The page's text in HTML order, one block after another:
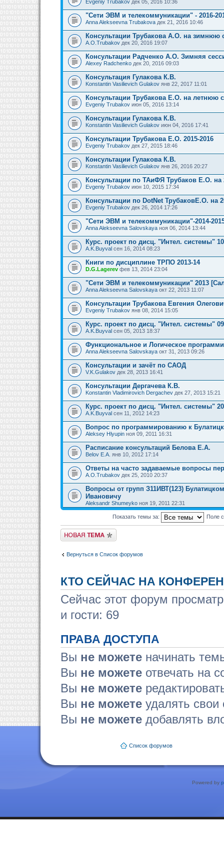
Evgeniy Trubakov дек 05, 2016 10:36
"Сети ЭВМ и телекоммуникации" - 2016-
Anna Alekseevna Trubakova дек 21, 2016 10:46
Консультации Трубакова А.О. на зимнюю
A.O.Trubakov дек 20, 2016 19:07
Консультации Радченко А.О. Зимняя
Alexey Radchenko дек 20, 2016 09:03
Консультация Гулакова К.В.
Konstantin Vasilievich Gulakov янв 22, 2017 11:01
Консультации Трубакова Е.О. на летнюю
Evgeniy Trubakov июн 05, 2016 13:14
Консультации Гулакова К.В.
Konstantin Vasilievich Gulakov июн 04, 2016 17:41
Консультации Трубакова Е.О. 2015-2016
Evgeniy Trubakov дек 27, 2015 18:46
Консультации Гулакова К.В.
Konstantin Vasilievich Gulakov янв 26, 2016 20:27
Консультации по ТАиФЯ Трубаков Е.О. на
Evgeniy Trubakov июн 10, 2015 17:34
Консультации по DotNet ТрубаковЕ.О. на
Evgeniy Trubakov дек 26, 2014 17:26
"Сети ЭВМ и телекоммуникации"-2014-
Anna Alekseevna Salovskaya ноя 06, 2014 13:44
Курс. проект по дисц. "Интел. системы"
A.K.Buyval сен 16, 2014 08:23
Книги по дисциплине ТРПО 2013-14
D.G.Lagerev фев 13, 2014 23:04
"Сети ЭВМ и телекоммуникации" 2013
Anna Alekseevna Salovskaya окт 22, 2013 11:07
Консультации Трубакова Евгения
Evgeniy Trubakov янв 08, 2014 15:05
Курс. проект по дисц. "Интел. системы"
A.K.Buyval сен 05, 2013 18:37
Функциональное и Логическое
Anna Alekseevna Salovskaya окт 31, 2013 09:26
Консультации и зачёт по САОД
V.K.Gulakov дек 28, 2013 16:41
Консультации Дергачева К.В.
Konstantin Vladimirovich Dergachev дек 27, 2013 15:21
Курс. проект по дисц. "Интел. системы"
A.K.Buyval сен 11, 2012 14:23
Вопрос по программированию к
Aleksey Hlyupin ноя 09, 2011 16:31
Расписание консультаций Белова Е.А.
Belov E.A. янв 10, 2012 17:14
Ответы на часто задаваемые вопросы
A.O.Trubakov дек 25, 2010 20:37
Вопросы от групп З11ИВТ(123)
Ивановичу
Aleksandr Shumeyko ноя 19, 2011 22:31
Показать темы за: Поле
Новая тема
Вернуться в Список форумов
КТО СЕЙЧАС НА
Сейчас этот форум
и гости: 69
ПРАВА ДОСТУПА
Вы не можете начинать
Вы не можете отвечать на
Вы не можете
Вы не можете удалять
Вы не можете добавлять
Список форумов
Powered by